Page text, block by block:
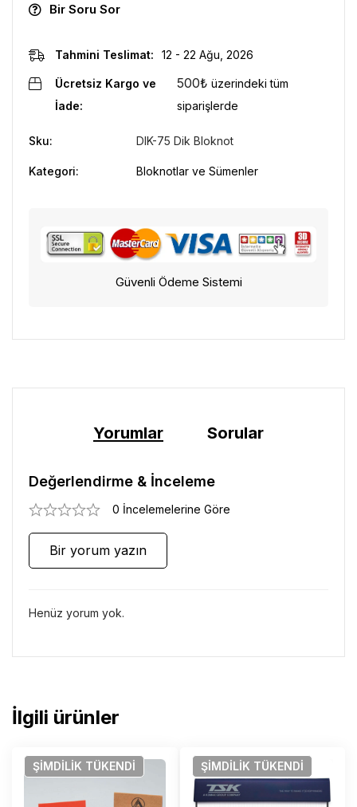
Bir Soru Sor
Tahmini Teslimat: 12 - 22 Ağu, 2026
Ücretsiz Kargo ve
İade:
500₺ üzerindeki tüm
siparişlerde
Sku: DIK-75 Dik Bloknot
Kategori: Bloknotlar ve Sümenler
Güvenli Ödeme Sistemi
Yorumlar Sorular
Değerlendirme & İnceleme
0 İncelemelerine Göre
Bir yorum yazın
Henüz yorum yok.
İlgili ürünler
ŞIMDILIK TÜKENDI ŞIMDILIK TÜKENDI